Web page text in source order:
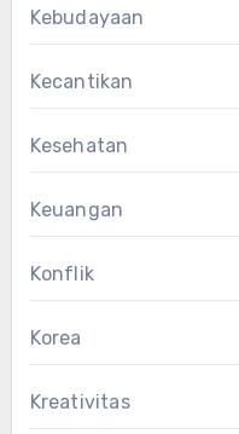
Kebudayaan
Kecantikan
Kesehatan
Keuangan
Konflik
Korea
Kreativitas